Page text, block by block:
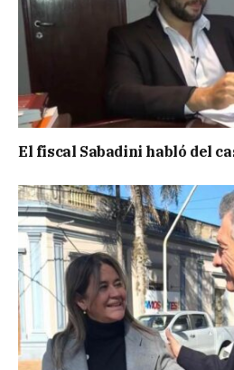
El fiscal Sabadini habló del